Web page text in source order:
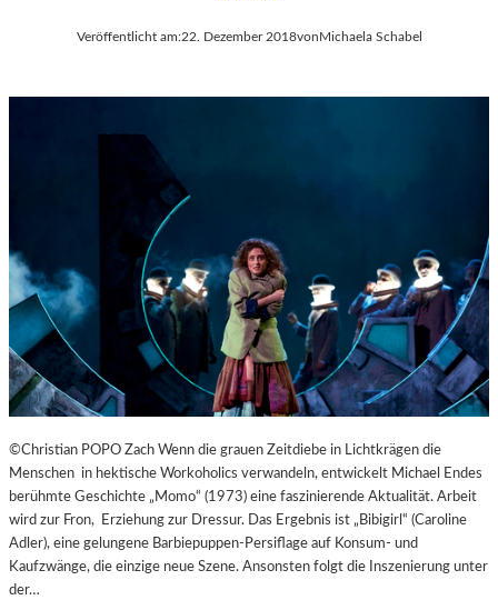
Veröffentlicht am:22. Dezember 2018vonMichaela Schabel
©Christian POPO Zach Wenn die grauen Zeitdiebe in Lichtkrägen die
Menschen in hektische Workoholics verwandeln, entwickelt Michael Endes
berühmte Geschichte „Momo“ (1973) eine faszinierende Aktualität. Arbeit
wird zur Fron, Erziehung zur Dressur. Das Ergebnis ist „Bibigirl“ (Caroline
Adler), eine gelungene Barbiepuppen-Persiflage auf Konsum- und
Kaufzwänge, die einzige neue Szene. Ansonsten folgt die Inszenierung unter
der…